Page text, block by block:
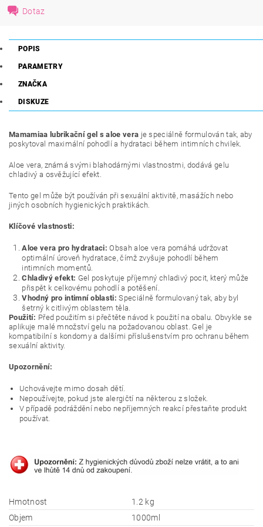
Dotaz
POPIS
PARAMETRY
ZNAČKA
DISKUZE
Mamamiaa lubrikační gel s aloe vera je speciálně formulován tak, aby
poskytoval maximální pohodlí a hydrataci během intimních chvilek.
Aloe vera, známá svými blahodárnými vlastnostmi, dodává gelu
chladivý a osvěžující efekt.
Tento gel může být používán při sexuální aktivitě, masážích nebo
jiných osobních hygienických praktikách.
Klíčové vlastnosti:
Aloe vera pro hydrataci: Obsah aloe vera pomáhá udržovat
optimální úroveň hydratace, čímž zvyšuje pohodlí během
intimních momentů.
Chladivý efekt: Gel poskytuje příjemný chladivý pocit, který může
přispět k celkovému pohodlí a potěšení.
Vhodný pro intimní oblasti: Speciálně formulovaný tak, aby byl
šetrný k citlivým oblastem těla.
Použití: Před použitím si přečtěte návod k použití na obalu. Obvykle se
aplikuje malé množství gelu na požadovanou oblast. Gel je
kompatibilní s kondomy a dalšími příslušenstvím pro ochranu během
sexuální aktivity.
Upozornění:
Uchovávejte mimo dosah dětí.
Nepoužívejte, pokud jste alergičtí na některou z složek.
V případě podráždění nebo nepříjemných reakcí přestaňte produkt
používat.
Hmotnost
1.2 kg
Objem
1000ml